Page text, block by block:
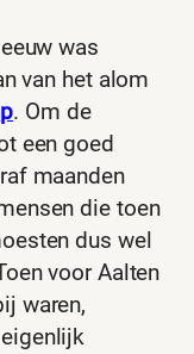
was
van het alom
. Om de
een goed
maanden
die toen
dus wel
voor Aalten
waren,